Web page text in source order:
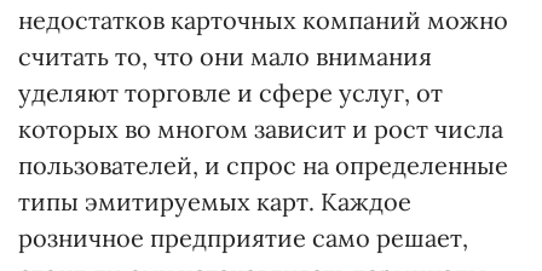
недостатков карточных компаний можно
считать то, что они мало внимания
уделяют торговле и сфере услуг, от
которых во многом зависит и рост числа
пользователей, и спрос на определенные
типы эмитируемых карт. Каждое
розничное предприятие само решает,